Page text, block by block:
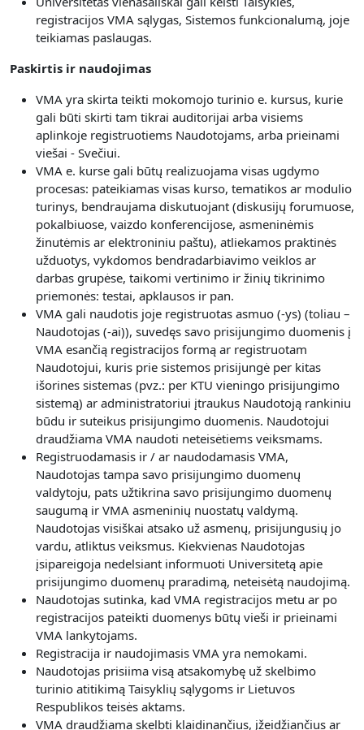
registracijos VMA sąlygas, Sistemos funkcionalumą, joje
teikiamas paslaugas.
Paskirtis ir naudojimas
VMA yra skirta teikti mokomojo turinio e. kursus, kurie
gali būti skirti tam tikrai auditorijai arba visiems
aplinkoje registruotiems Naudotojams, arba prieinami
viešai - Svečiui.
VMA e. kurse gali būtų realizuojama visas ugdymo
procesas: pateikiamas visas kurso, tematikos ar modulio
turinys, bendraujama diskutuojant (diskusijų forumuose,
pokalbiuose, vaizdo konferencijose, asmeninėmis
žinutėmis ar elektroniniu paštu), atliekamos praktinės
užduotys, vykdomos bendradarbiavimo veiklos ar
darbas grupėse, taikomi vertinimo ir žinių tikrinimo
priemonės: testai, apklausos ir pan.
VMA gali naudotis joje registruotas asmuo (-ys) (toliau –
Naudotojas (-ai)), suvedęs savo prisijungimo duomenis į
VMA esančią registracijos formą ar registruotam
Naudotojui, kuris prie sistemos prisijungė per kitas
išorines sistemas (pvz.: per KTU vieningo prisijungimo
sistemą) ar administratoriui įtraukus Naudotoją rankiniu
būdu ir suteikus prisijungimo duomenis. Naudotojui
draudžiama VMA naudoti neteisėtiems veiksmams.
Registruodamasis ir / ar naudodamasis VMA,
Naudotojas tampa savo prisijungimo duomenų
valdytoju, pats užtikrina savo prisijungimo duomenų
saugumą ir VMA asmeninių nuostatų valdymą.
Naudotojas visiškai atsako už asmenų, prisijungusių jo
vardu, atliktus veiksmus. Kiekvienas Naudotojas
įsipareigoja nedelsiant informuoti Universitetą apie
prisijungimo duomenų praradimą, neteisėtą naudojimą.
Naudotojas sutinka, kad VMA registracijos metu ar po
registracijos pateikti duomenys būtų vieši ir prieinami
VMA lankytojams.
Registracija ir naudojimasis VMA yra nemokami.
Naudotojas prisiima visą atsakomybę už skelbimo
turinio atitikimą Taisyklių sąlygoms ir Lietuvos
Respublikos teisės aktams.
VMA draudžiama skelbti klaidinančius, įžeidžiančius ar